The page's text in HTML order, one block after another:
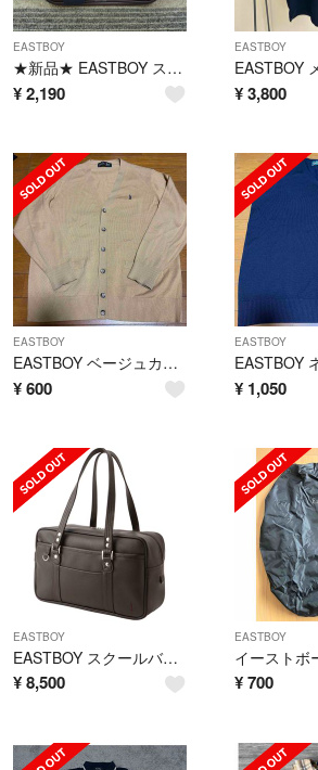
EASTBOY
★新品★ EASTBOY スクールペンケース ペンポーチ ブラウン
¥2,190
EASTBOY
¥3,800
EASTBOY
EASTBOY ベージュカーディガン サイズ11
¥600
EASTBOY
¥ 1,050
EASTBOY
EASTBOY スクールバッグ 合皮 定番 チョコレート（ブラウン）
¥8,500
EASTBOY
¥700